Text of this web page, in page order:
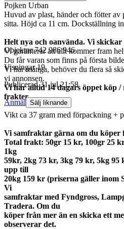
Pojken Urban
Huvud av plast, händer och fötter av
sitta. Höjd ca 11 cm. Dockställning
Helt nya och oanvända. Vi
Vi garanterar att allt kommer fram
Du får varan som finns på första
Vi har många, behöver du flera så
vi annonsen.
Vi har alltid 14 dagars öppet köp
frakter.
Vikt ca 37 gram med förpackning +
Vi samfraktar gärna om du köper
Total frakt: 50gr 15 kr, 100gr 25
1kg
59kr, 2kg 73 kr, 3kg 79 kr, 5kg 95
upp till
20kg 159 kr (priserna gäller inom
Vi
samfraktar med Fyndgross,
Tradera. Om du
köper från mer än en skicka ett
observerar det.
Objektnr 742 986 946
Visningar 19
Publicerad 31 jul 21:58
Anmäl Sälj liknande